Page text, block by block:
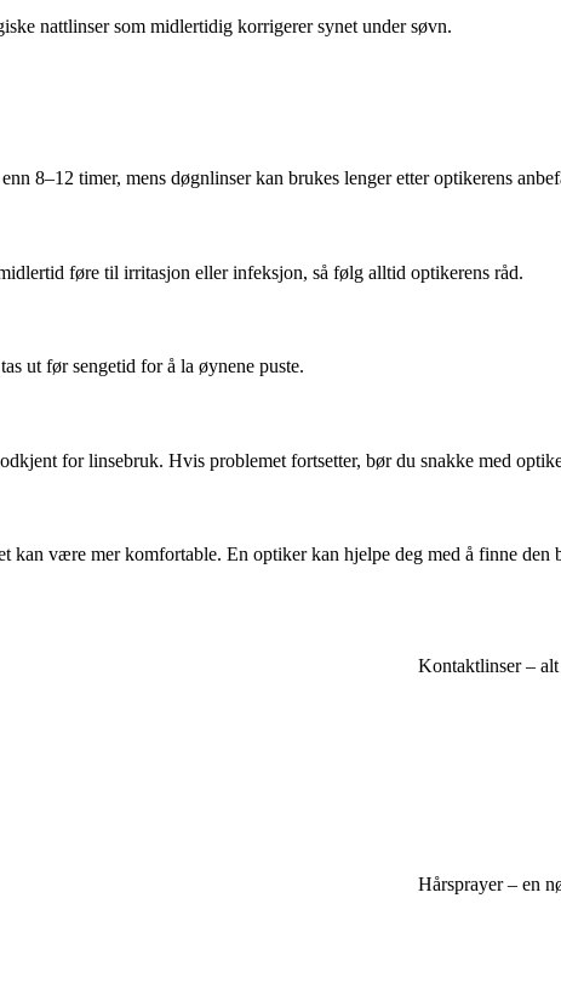
nattlinser som midlertidig korrigerer synet under søvn.
8–12 timer, mens døgnlinser kan brukes lenger etter optikerens
føre til irritasjon eller infeksjon, så følg alltid optikerens råd.
ut før sengetid for å la øynene puste.
for linsebruk. Hvis problemet fortsetter, bør du snakke med
være mer komfortable. En optiker kan hjelpe deg med å finne den
Kontaktlinser –
Hårsprayer – en